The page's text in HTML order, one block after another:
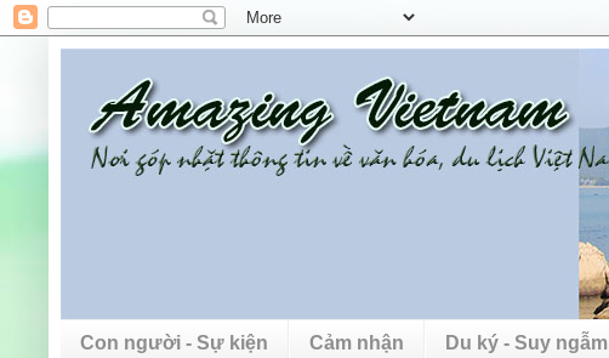
Con người - Sự kiện Cảm nhận Du ký - Suy ngẫm